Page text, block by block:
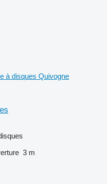
à disques Quivogne
3 m